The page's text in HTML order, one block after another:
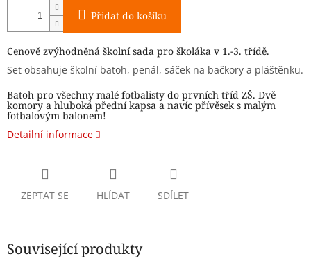
Přidat do košíku
Cenově zvýhodněná školní sada pro školáka v 1.-3. třídě.
Set obsahuje školní batoh, penál, sáček na bačkory a pláštěnku.
Batoh pro všechny malé fotbalisty do prvních tříd ZŠ. Dvě
komory a hluboká přední kapsa a navíc přívěsek s malým
fotbalovým balonem!
Detailní informace
ZEPTAT SE HLÍDAT SDÍLET
Související produkty